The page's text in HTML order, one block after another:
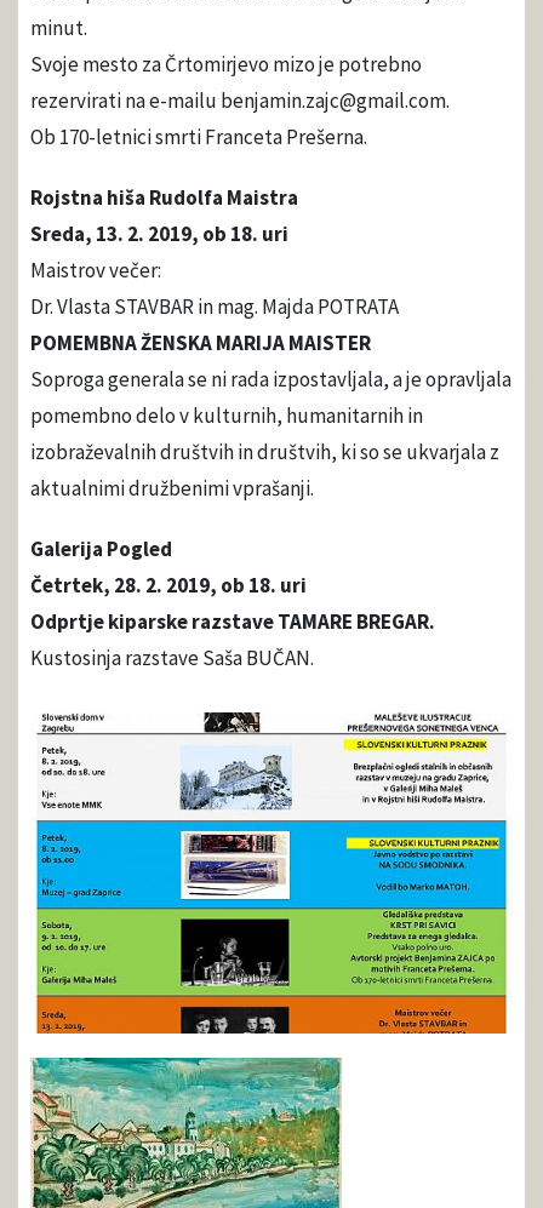
minut.
Svoje mesto za Črtomirjevo mizo je potrebno
rezervirati na e-mailu benjamin.zajc@gmail.com.
Ob 170-letnici smrti Franceta Prešerna.
Rojstna hiša Rudolfa Maistra
Sreda, 13. 2. 2019, ob 18. uri
Maistrov večer:
Dr. Vlasta STAVBAR in mag. Majda POTRATA
POMEMBNA ŽENSKA MARIJA MAISTER
Soproga generala se ni rada izpostavljala, a je opravljala
pomembno delo v kulturnih, humanitarnih in
izobraževalnih društvih in društvih, ki so se ukvarjala z
aktualnimi družbenimi vprašanji.
Galerija Pogled
Četrtek, 28. 2. 2019, ob 18. uri
Odprtje kiparske razstave TAMARE BREGAR.
Kustosinja razstave Saša BUČAN.